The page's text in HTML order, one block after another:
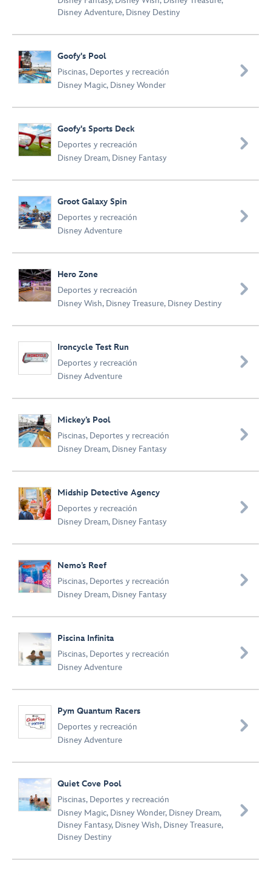
Disney Adventure, Disney Destiny
Goofy's Pool
Piscinas, Deportes y recreación
Disney Magic, Disney Wonder

Goofy's Sports Deck
Deportes y recreación
Disney Dream, Disney Fantasy

Groot Galaxy Spin
Deportes y recreación
Disney Adventure

Hero Zone
Deportes y recreación
Disney Wish, Disney Treasure, Disney Destiny

Ironcycle Test Run
Deportes y recreación
Disney Adventure

Mickey’s Pool
Piscinas, Deportes y recreación
Disney Dream, Disney Fantasy

Midship Detective Agency
Deportes y recreación
Disney Dream, Disney Fantasy

Nemo’s Reef
Piscinas, Deportes y recreación
Disney Dream, Disney Fantasy

Piscina Infinita
Piscinas, Deportes y recreación
Disney Adventure

Pym Quantum Racers
Deportes y recreación
Disney Adventure

Quiet Cove Pool
Piscinas, Deportes y recreación
Disney Magic, Disney Wonder, Disney Dream,
Disney Fantasy, Disney Wish, Disney Treasure,
Disney Destiny
